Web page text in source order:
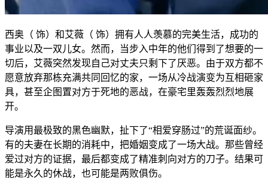
西奥（ 饰）和艾薇（ 饰）拥有人人羡慕的完美生活，成功的
事业以及一双儿女。然而，当步入中年的他们得到了想要的一
切后，艾薇突然发现自己对丈夫只剩下了厌恶。由于双方都不
愿意放弃那栋充满共同回忆的家，一场从冷战演变为互相砸家
具，甚至企图置对方于死地的恶战，在豪宅里轰轰烈烈地展
开。
导演用最极致的黑色幽默，扯下了“相爱穿肠过”的荒诞面纱。
有的夫妻在长期的消耗中，把婚姻变成了一场大战。那些曾经
爱过对方的证据，最后都变成了精准刺向对方的刀子。结果可
能是永久的休战，也可能是两败俱伤。